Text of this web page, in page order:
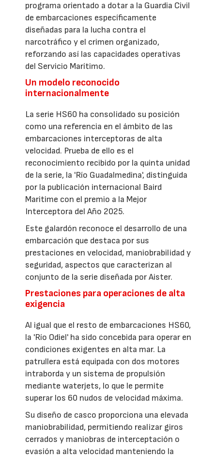
programa orientado a dotar a la Guardia Civil
de embarcaciones específicamente
diseñadas para la lucha contra el
narcotráfico y el crimen organizado,
reforzando así las capacidades operativas
del Servicio Marítimo.
Un modelo reconocido
internacionalmente
La serie HS60 ha consolidado su posición
como una referencia en el ámbito de las
embarcaciones interceptoras de alta
velocidad. Prueba de ello es el
reconocimiento recibido por la quinta unidad
de la serie, la 'Río Guadalmedina', distinguida
por la publicación internacional Baird
Maritime con el premio a la Mejor
Interceptora del Año 2025.
Este galardón reconoce el desarrollo de una
embarcación que destaca por sus
prestaciones en velocidad, maniobrabilidad y
seguridad, aspectos que caracterizan al
conjunto de la serie diseñada por Aister.
Prestaciones para operaciones de alta
exigencia
Al igual que el resto de embarcaciones HS60,
la 'Río Odiel' ha sido concebida para operar en
condiciones exigentes en alta mar. La
patrullera está equipada con dos motores
intraborda y un sistema de propulsión
mediante waterjets, lo que le permite
superar los 60 nudos de velocidad máxima.
Su diseño de casco proporciona una elevada
maniobrabilidad, permitiendo realizar giros
cerrados y maniobras de interceptación o
evasión a alta velocidad manteniendo la